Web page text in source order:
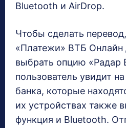
Bluetooth и AirDrop.
Чтобы сделать
«Платежи» ВТБ Онлайн
выбрать опцию «Радар
пользователь увидит
банка, которые
их устройствах также
функция и Bluetooth.